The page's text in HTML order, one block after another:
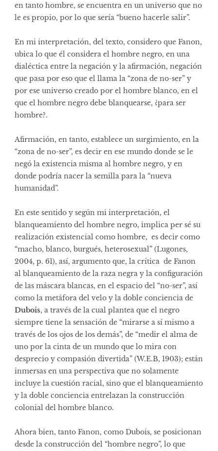
en tanto hombre, se encuentra en un universo que no
le es propio, por lo que sería “bueno hacerle salir”.
En mi interpretación, del texto, considero que Fanon,
ubica lo que él considera el hombre negro, en una
dialéctica entre la negación y la afirmación, negación
que pasa por eso que el llama la “zona de no-ser” y
por ese universo creado por el hombre blanco, en el
que el hombre negro debe blanquearse, ¿para ser
hombre?.
Afirmación, en tanto, establece un surgimiento, en la
“zona de no-ser”, es decir en ese mundo donde se le
negó la existencia misma al hombre negro, y en
donde podría nacer la semilla para la “nueva
humanidad”.
En este sentido y según mi interpretación, el
blanqueamiento del hombre negro, implica per sé su
realización existencial como hombre, es decir como
“macho, blanco, burgués, heterosexual” (Lugones,
2004, p. 61), así, argumento que, la crítica de Fanon
al blanqueamiento de la raza negra y la configuración
de las máscara blancas, en el espacio del “no-ser”, así
como la metáfora del velo y la doble conciencia de
Dubois, a través de la cual plantea que el negro
siempre tiene la sensación de “mirarse a sí mismo a
través de los ojos de los demás”, de “medir el alma de
uno por la cinta de un mundo que lo mira con
desprecio y compasión divertida” (W.E.B, 1903); están
inmersas en una perspectiva que no solamente
incluye la cuestión racial, sino que el blanqueamiento
y la doble conciencia entrelazan la construcción
colonial del hombre blanco.
Ahora bien, tanto Fanon, como Dubois, se posicionan
desde la construcción del “hombre negro”, lo que